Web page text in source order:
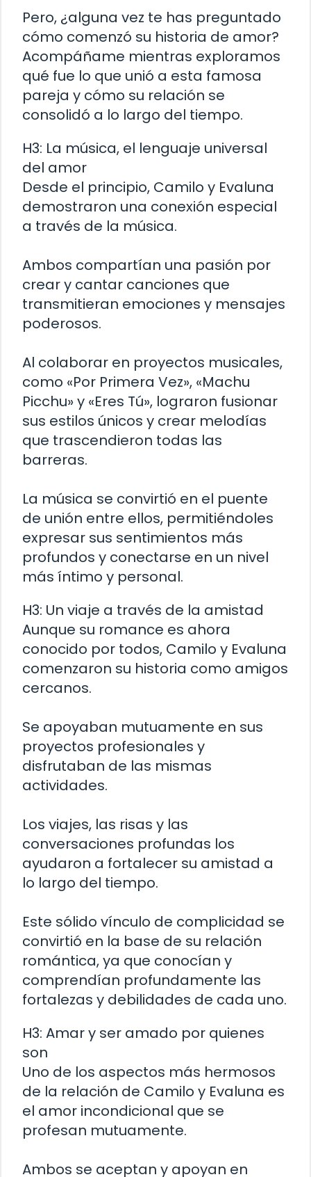
Pero, ¿alguna vez te has preguntado
cómo comenzó su historia de amor?
Acompáñame mientras exploramos
qué fue lo que unió a esta famosa
pareja y cómo su relación se
consolidó a lo largo del tiempo.
H3: La música, el lenguaje universal
del amor
Desde el principio, Camilo y Evaluna
demostraron una conexión especial
a través de la música.
Ambos compartían una pasión por
crear y cantar canciones que
transmitieran emociones y mensajes
poderosos.
Al colaborar en proyectos musicales,
como «Por Primera Vez», «Machu
Picchu» y «Eres Tú», lograron fusionar
sus estilos únicos y crear melodías
que trascendieron todas las
barreras.
La música se convirtió en el puente
de unión entre ellos, permitiéndoles
expresar sus sentimientos más
profundos y conectarse en un nivel
más íntimo y personal.
H3: Un viaje a través de la amistad
Aunque su romance es ahora
conocido por todos, Camilo y Evaluna
comenzaron su historia como amigos
cercanos.
Se apoyaban mutuamente en sus
proyectos profesionales y
disfrutaban de las mismas
actividades.
Los viajes, las risas y las
conversaciones profundas los
ayudaron a fortalecer su amistad a
lo largo del tiempo.
Este sólido vínculo de complicidad se
convirtió en la base de su relación
romántica, ya que conocían y
comprendían profundamente las
fortalezas y debilidades de cada uno.
H3: Amar y ser amado por quienes
son
Uno de los aspectos más hermosos
de la relación de Camilo y Evaluna es
el amor incondicional que se
profesan mutuamente.
Ambos se aceptan y apoyan en